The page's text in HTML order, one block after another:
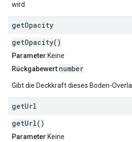
wird.
getOpacity
getOpacity()
Parameter:Keine
Rückgabewert:number
Gibt die Deckkraft dieses Boden-
getUrl
getUrl()
Parameter:Keine